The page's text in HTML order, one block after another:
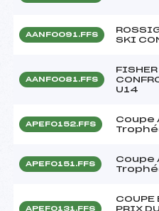
AANF0091.FFS
SKI
AANF0081.FFS
FISHER
U14
APEF0152.FFS
Coupe
APEF0151.FFS
Coupe
APEF0131.FFS
COUPE
PRIX